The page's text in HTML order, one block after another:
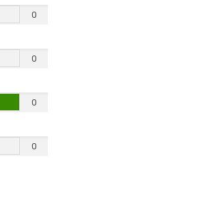
0
0
0
0